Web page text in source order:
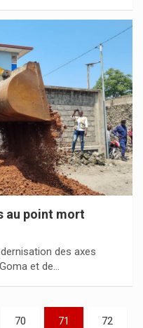
au point mort
des axes
et de…
70 71 72